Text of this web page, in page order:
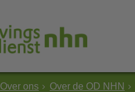
Over ons Over de OD NHN